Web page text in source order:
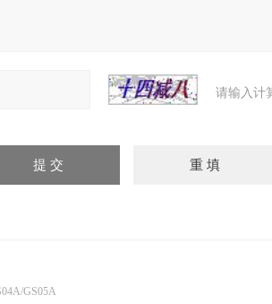
请输入计
GS05A